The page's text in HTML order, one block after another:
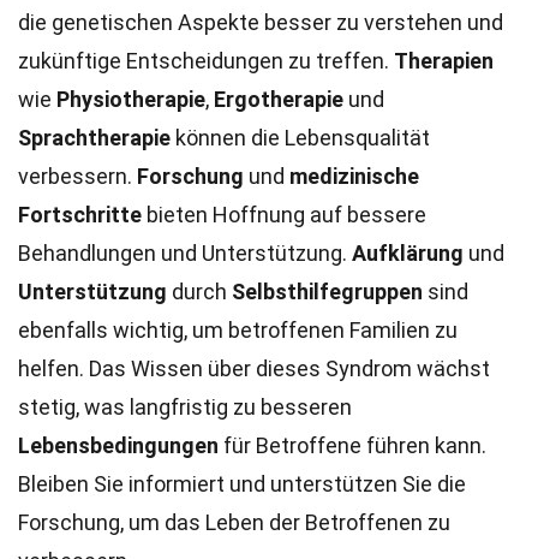
die genetischen Aspekte besser zu verstehen und
zukünftige Entscheidungen zu treffen. Therapien
wie Physiotherapie, Ergotherapie und
Sprachtherapie können die Lebensqualität
verbessern. Forschung und medizinische
Fortschritte bieten Hoffnung auf bessere
Behandlungen und Unterstützung. Aufklärung und
Unterstützung durch Selbsthilfegruppen sind
ebenfalls wichtig, um betroffenen Familien zu
helfen. Das Wissen über dieses Syndrom wächst
stetig, was langfristig zu besseren
Lebensbedingungen für Betroffene führen kann.
Bleiben Sie informiert und unterstützen Sie die
Forschung, um das Leben der Betroffenen zu